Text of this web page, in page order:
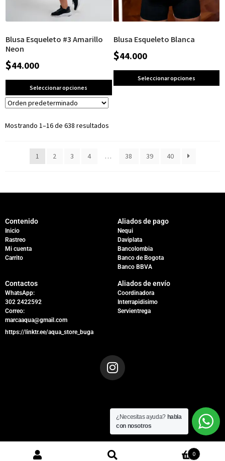
Blusa Esqueleto #3 Amarillo
Neon
$44.000
Seleccionar opciones
Blusa Esqueleto Blanca
$44.000
Seleccionar opciones
Mostrando 1–16 de 638 resultados
1 2 3 4 … 38 39 40
Contenido
Inicio
Rastreo
Mi cuenta
Carrito
Aliados de pago
Nequi
Daviplata
Bancolombia
Banco de Bogota
Banco BBVA
Contactos
WhatsApp:
302 2422592
Correo:
marcaaqua@gmail.com
https://linktr.ee/aqua_store_buga
Aliados de envío
Coordinadora
Interrapidisimo
Servientrega
0
¿Necesitas ayuda? habla
con nosotros